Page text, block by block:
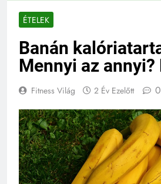
ÉTELEK
Banán
Mennyi az
Fitness Világ 2 Év Ezelőtt 0